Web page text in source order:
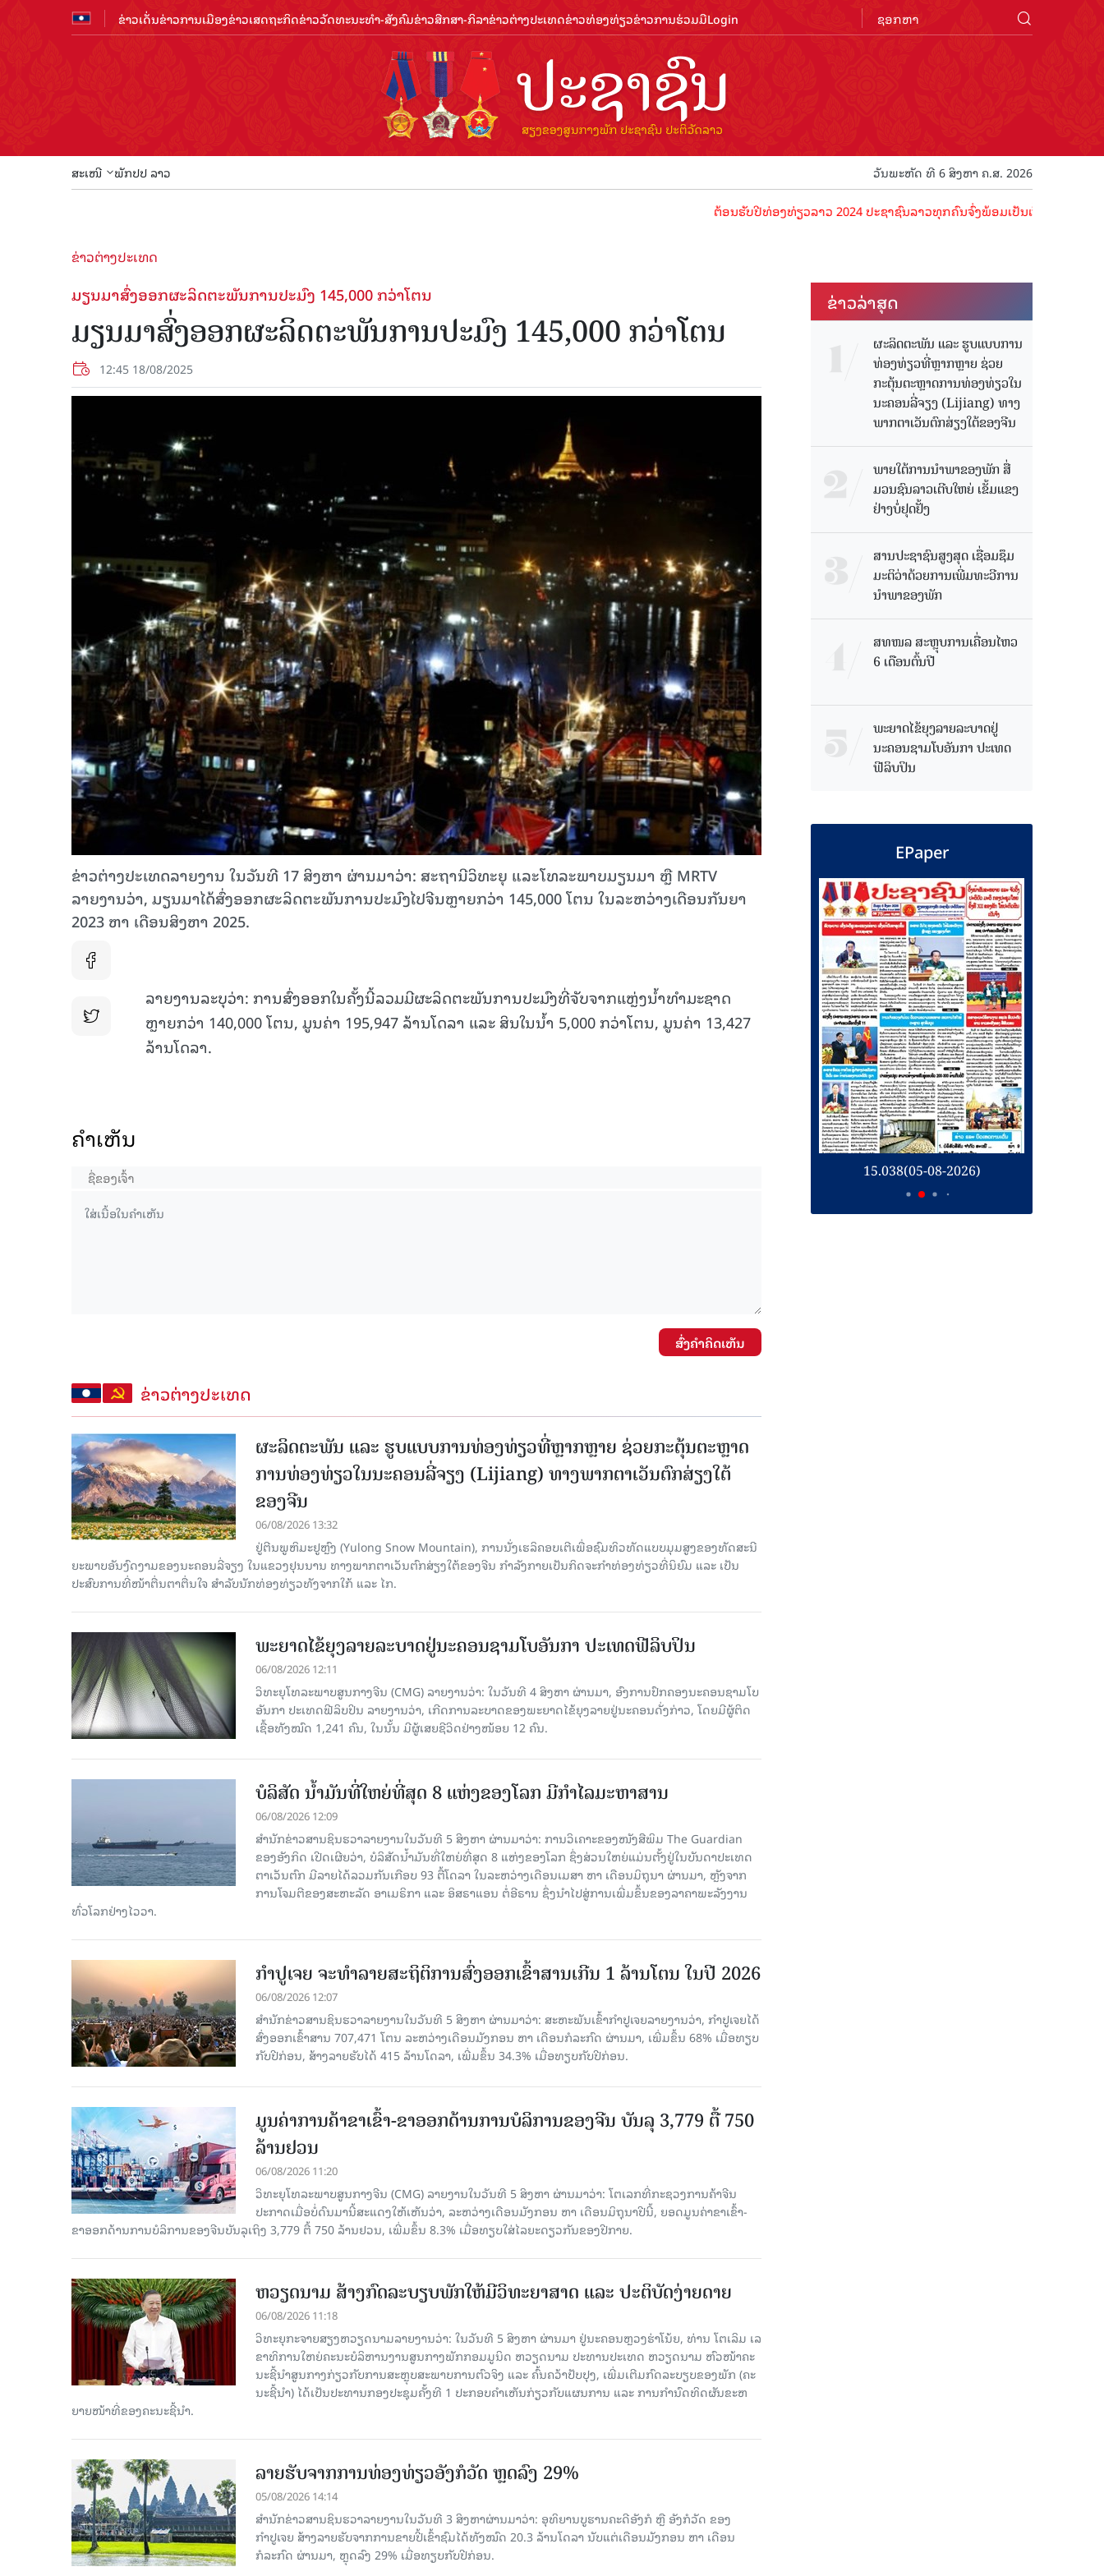
ຂ່າວເດັ່ນຂ່າວການເມືອງຂ່າວເສດຖະກິດຂ່າວວັດທະນະທຳ-ສັງຄົມຂ່າວສືກສາ-ກິລາຂ່າວຕ່າງປະເທດຂ່າວທ່ອງທ່ຽວຂ່າວການຮ່ວມມືLogin
ສະເໜີ ພັກປປ ລາວ ວັນພະຫັດ ທີ 6 ສິງຫາ ຄ.ສ. 2026
ຕ້ອນຮັບປີທ່ອງທ່ຽວລາວ 2024 ປະຊາຊົນລາວທຸກຄົນຈົ່ງພ້ອມເປັນເຈົ້າພາບທີ່ດີ ຕ້ອນຮັບນັ
ຂ່າວຕ່າງປະເທດ
ມຽນມາສົ່ງອອກຜະລິດຕະພັນການປະມົງ 145,000 ກວ່າໂຕນ
ມຽນມາສົ່ງອອກຜະລິດຕະພັນການປະມົງ 145,000 ກວ່າໂຕນ
12:45 18/08/2025
ຂ່າວຕ່າງປະເທດລາຍງານ ໃນວັນທີ 17 ສິງຫາ ຜ່ານມາວ່າ: ສະຖານີວິທະຍຸ ແລະໂທລະພາບມຽນມາ ຫຼື MRTV
ລາຍງານວ່າ, ມຽນມາໄດ້ສົ່ງອອກຜະລິດຕະພັນການປະມົງໄປຈີນຫຼາຍກວ່າ 145,000 ໂຕນ ໃນລະຫວ່າງເດືອນກັນຍາ
2023 ຫາ ເດືອນສິງຫາ 2025.
ລາຍງານລະບຸວ່າ: ການສົ່ງອອກໃນຄັ້ງນີ້ລວມມີຜະລິດຕະພັນການປະມົງທີ່ຈັບຈາກແຫຼ່ງນໍ້າທຳມະຊາດ
ຫຼາຍກວ່າ 140,000 ໂຕນ, ມູນຄ່າ 195,947 ລ້ານໂດລາ ແລະ ສິນໃນນ້ຳ 5,000 ກວ່າໂຕນ, ມູນຄ່າ 13,427
ລ້ານໂດລາ.
ຄໍາເຫັນ
ສົ່ງຄໍາຄິດເຫັນ
ຂ່າວຕ່າງປະເທດ
ຜະລິດຕະພັນ ແລະ ຮູບແບບການທ່ອງທ່ຽວທີ່ຫຼາກຫຼາຍ ຊ່ວຍກະຕຸ້ນຕະຫຼາດ
ການທ່ອງທ່ຽວໃນນະຄອນລີ່ຈຽງ (Lijiang) ທາງພາກຕາເວັນຕົກສ່ຽງໃຕ້
ຂອງຈີນ
06/08/2026 13:32
ຢູ່ຕີນພູຫິມະຢູຫຼົງ (Yulong Snow Mountain), ການນັ່ງເຮລິຄອບເຕີເພື່ອຊົມທິວທັດແບບມຸມສູງຂອງທັດສະນີ
ຍະພາບອັນງົດງາມຂອງນະຄອນລີ່ຈຽງ ໃນແຂວງຢຸນນານ ທາງພາກຕາເວັນຕົກສ່ຽງໃຕ້ຂອງຈີນ ກຳລັງກາຍເປັນກິດຈະກຳທ່ອງທ່ຽວທີ່ນິຍົມ ແລະ ເປັນ
ປະສົບການທີ່ໜ້າຕື່ນຕາຕື່ນໃຈ ສຳລັບນັກທ່ອງທ່ຽວທັງຈາກໃກ້ ແລະ ໄກ.
ພະຍາດໄຂ້ຍຸງລາຍລະບາດຢູ່ນະຄອນຊາມໂບ​ອັນກາ ປະເທດຟີລິບປິນ
06/08/2026 12:11
ວິທະຍຸໂທລະພາບສູນກາງຈີນ (CMG) ລາຍງານວ່າ: ໃນວັນທີ 4 ສິງ​ຫາ ຜ່ານມາ, ອົງການ​ປົກ​ຄອງນະຄອນຊາມໂບ​
ອັນກາ ປະເທດຟີລິບປິນ ລາຍ​ງານວ່າ, ເກີດ​ການລະບາດ​ຂອງພະຍາດໄຂ້ຍຸງລາຍຢູ່ນະຄອນດັ່ງກ່າວ, ໂດຍມີຜູ້ຕິດ
ເຊື້ອ​ທັງ​ໝົດ 1,241 ຄົນ, ໃນນັ້ນ ມີຜູ້ເສຍຊີວິດຢ່າງໜ້ອຍ 12 ຄົນ.
ບໍລິສັດ ນ້ຳມັນທີ່ໃຫຍ່ທີ່ສຸດ 8 ແຫ່ງຂອງໂລກ ມີກຳໄລມະຫາສານ
06/08/2026 12:09
ສຳນັກຂ່າວສານຊິນຮວາລາຍງານໃນວັນທີ 5 ສິງຫາ ຜ່ານມາວ່າ: ການວິເຄາະຂອງໜັງສືພິມ The Guardian
ຂອງອັງກິດ ເປີດເຜີຍວ່າ, ບໍລິສັດນ້ຳມັນທີ່ໃຫຍ່ທີ່ສຸດ 8 ແຫ່ງຂອງໂລກ ຊຶ່ງສ່ວນໃຫຍ່ແມ່ນຕັ້ງຢູ່ໃນບັນດາປະເທດ
ຕາເວັນຕົກ ມີລາຍໄດ້ລວມກັນເກືອບ 93 ຕື້ໂດລາ ໃນລະຫວ່າງເດືອນເມສາ ຫາ ເດືອນມິຖຸນາ ຜ່ານມາ, ຫຼັງຈາກ
ການໂຈມຕີຂອງສະຫະລັດ ອາເມຣິກາ ແລະ ອິສຣາແອນ ຕໍ່ອີຣານ ຊຶ່ງນຳໄປສູ່ການເພີ່ມຂຶ້ນຂອງລາຄາພະລັງງານ
ທົ່ວໂລກຢ່າງໄວວາ.
ກຳປູເຈຍ ຈະທຳລາຍສະຖິຕິການສົ່ງອອກເຂົ້າສານເກີນ 1 ລ້ານໂຕນ ໃນປີ 2026
06/08/2026 12:07
ສຳນັກຂ່າວສານຊິນຮວາລາຍງານໃນວັນທີ 5 ສິງຫາ ຜ່ານມາວ່າ: ສະຫະພັນເຂົ້າກຳປູເຈຍລາຍງານວ່າ, ກໍາປູເຈຍໄດ້
ສົ່ງອອກເຂົ້າສານ 707,471 ໂຕນ ລະຫວ່າງເດືອນມັງກອນ ຫາ ເດືອນກໍລະກົດ ຜ່ານມາ, ເພີ່ມຂຶ້ນ 68% ເມື່ອທຽບ
ກັບປີກ່ອນ, ສ້າງລາຍຮັບໄດ້ 415 ລ້ານໂດລາ, ເພີ່ມຂຶ້ນ 34.3% ເມື່ອທຽບກັບປີກ່ອນ.
ມູນຄ່າການຄ້າຂາເຂົ້າ-ຂາອອກດ້ານການບໍລິການຂອງຈີນ ບັນລຸ 3,779 ຕື້ 750
ລ້ານຢວນ
06/08/2026 11:20
ວິທະຍຸໂທລະພາບສູນກາງຈີນ (CMG) ລາຍງານໃນວັນທີ 5 ສິງຫາ ຜ່ານມາວ່າ: ໂຕເລກທີ່ກະຊວງການຄ້າຈີນ
ປະກາດເມື່ອບໍ່ດົນມານີ້ສະແດງໃຫ້ເຫັນວ່າ, ລະຫວ່າງເດືອນມັງກອນ ຫາ ເດືອນມິຖຸນາປີນີ້, ຍອດມູນຄ່າຂາເຂົ້າ-
ຂາອອກດ້ານການບໍລິການຂອງຈີນບັນລຸເຖິງ 3,779 ຕື້ 750 ລ້ານຢວນ, ເພີ່ມຂຶ້ນ 8.3% ເມື່ອທຽບໃສ່ໄລຍະດຽວກັນຂອງປີກາຍ.
ຫວຽດນາມ ສ້າງກົດລະບຽບພັກໃຫ້ມີວິທະຍາສາດ ແລະ ປະຕິບັດງ່າຍດາຍ
06/08/2026 11:18
ວິທະຍຸກະຈາຍສຽງຫວຽດນາມລາຍງານວ່າ: ໃນ​ວັນ​ທີ 5 ສິງ​ຫາ ຜ່ານມາ ຢູ່ນະຄອນຫຼວງຮ່າ​ໂນ້ຍ, ທ່ານ ໂຕ​ເລິມ ເລ​
ຂາ​ທິ​ການ​ໃຫຍ່​ຄະ​ນະ​ບໍ​ລິ​ຫານ​ງານ​ສູນ​ກາງ​ພັກ​ກອມ​ມູ​ນິດ ຫວຽດ​ນາມ ປະ​ທານ​ປະ​ເທດ ຫວຽດ​ນາມ ຫົວ​ໜ້າ​ຄະ​
ນະ​ຊີ້​ນຳ​ສູນ​ກາງ​ກ່ຽວ​ກັບ​ການ​ສະ​ຫຼຸບ​ສະ​ພ​າບ​ການ​ຕົວ​ຈິງ ແລະ ຄົ້ນ​ຄວ້າ​ປັບ​ປຸງ, ເພີ່ມ​ເຕີມ​ກົດ​ລະ​ບຽບ​ຂອງ​ພັກ (ຄະ​
ນະ​ຊີ້​ນຳ) ໄດ້​ເປັນ​ປະ​ທານກອງ​ປະ​ຊຸມ​ຄັ້ງ​ທີ 1 ປະ​ກອບ​ຄຳ​ເຫັນ​ກ່ຽວ​ກັບ​ແຜນ​ການ ແລະ ການ​ກຳ​ນົດ​ທິດ​ຜັນ​ຂະ​ຫ
ຍາຍ​ໜ້າ​ທີ່​ຂອງ​ຄະ​ນະ​ຊີ້​ນຳ.
ລາຍຮັບຈາກການທ່ອງທ່ຽວອັງກໍວັດ ຫຼດລົງ 29%
05/08/2026 14:14
ສຳນັກຂ່າວສານຊິນຮວາລາຍງານໃນວັນທີ 3 ສິງຫາຜ່ານມາວ່າ: ອຸທິຍານບູຮານຄະດີອັງກໍ ຫຼື ອັງກໍວັດ ຂອງ
ກຳປູເຈຍ ສ້າງລາຍຮັບຈາກການຂາຍປີ້ເຂົ້າຊົມໄດ້ທັງໝົດ 20.3 ລ້ານໂດລາ ນັບແຕ່ເດືອນມັງກອນ ຫາ ເດືອນ
ກໍລະກົດ ຜ່ານມາ, ຫຼຸດລົງ 29% ເມື່ອທຽບກັບປີກ່ອນ.
ຂ່າວ​ລ່າ​ສຸດ
ຜະລິດຕະພັນ ແລະ ຮູບແບບການ
ທ່ອງທ່ຽວທີ່ຫຼາກຫຼາຍ ຊ່ວຍ
ກະຕຸ້ນຕະຫຼາດການທ່ອງທ່ຽວໃນ
ນະຄອນລີ່ຈຽງ (Lijiang) ທາງ
ພາກຕາເວັນຕົກສ່ຽງໃຕ້ຂອງຈີນ
ພາຍໃຕ້ການນໍາພາຂອງພັກ ສື່
ມວນຊົນລາວເຕີບໃຫຍ່ ເຂັ້ມແຂງ
ຢ່າງບໍ່ຢຸດຢັ້ງ
ສານປະຊາຊົນສູງສຸດ ເຊື່ອມຊຶມ
ມະຕິວ່າດ້ວຍການເພີ່ມທະວີການ
ນຳພາຂອງພັກ
ສທໜລ ສະຫຼຸບການເຄື່ອນໄຫວ
6 ເດືອນຕົ້ນປີ
ພະຍາດໄຂ້ຍຸງລາຍລະບາດຢູ່
ນະຄອນຊາມໂບ​ອັນກາ ປະເທດ
ຟີລິບປິນ
EPaper
15.038(05-08-2026)